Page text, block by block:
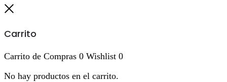
Carrito
Carrito de Compras 0 Wishlist 0
No hay productos en el carrito.